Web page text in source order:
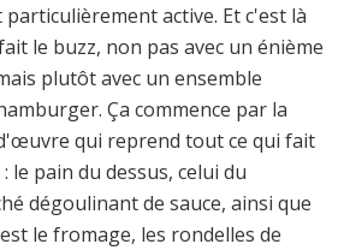
active. Et c'est là
le buzz, non pas avec un énième
plutôt avec un ensemble
Ça commence par la
qui reprend tout ce qui fait
pain du dessus, celui du
dégoulinant de sauce, ainsi que
le fromage, les rondelles de